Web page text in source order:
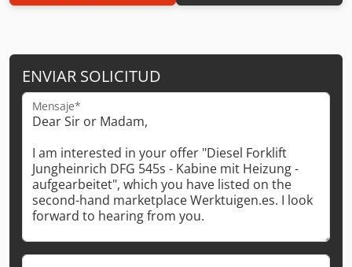
ENVIAR SOLICITUD
Mensaje*